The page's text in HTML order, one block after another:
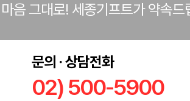
음 그대로! 세종기프트가 약속드
문의 · 상담전화
02) 500-5900